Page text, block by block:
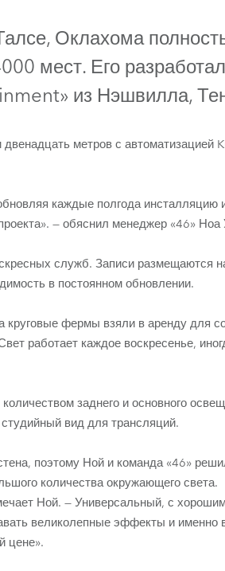
Оклахома
мест. Его
из Нэшвилла,
метров с автоматизацией
каждые полгода инсталляцию
— обяснил менеджер «46» Ноа
служб. Записи размещаются
в постоянном обновлении.
фермы взяли в аренду для
работает каждое воскресенье,
заднего и основного
вид для трансляций.
поэтому Ной и команда «46»
количества окружающего света.
Ной. — Универсальный, с
великолепные эффекты и именно
цене».